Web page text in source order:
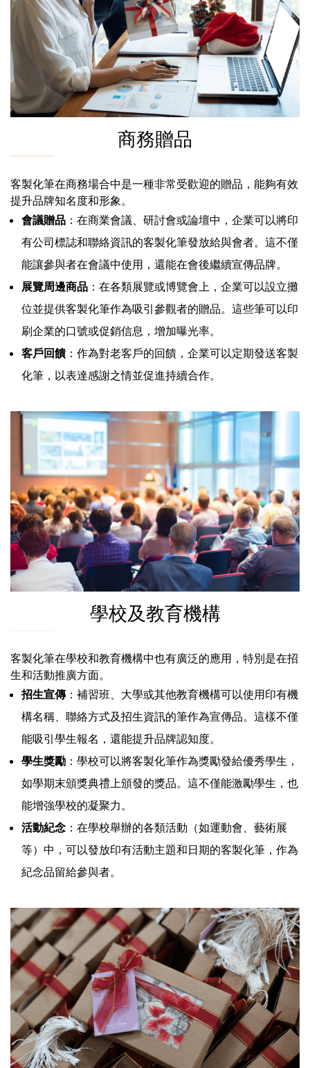
商務贈品
客製化筆在商務場合中是一種非常受歡迎的贈品，能夠有效
提升品牌知名度和形象。
會議贈品 ：在商業會議、研討會或論壇中，企業可以將印
有公司標誌和聯絡資訊的客製化筆發放給與會者。這不僅
能讓參與者在會議中使用，還能在會後繼續宣傳品牌。
展覽周邊商品 ：在各類展覽或博覽會上，企業可以設立攤
位並提供客製化筆作為吸引參觀者的贈品。這些筆可以印
刷企業的口號或促銷信息，增加曝光率。
客戶回饋：作為對老客戶的回饋，企業可以定期發送客製
化筆，以表達感謝之情並促進持續合作。
學校及教育機構
客製化筆在學校和教育機構中也有廣泛的應用，特別是在招
生和活動推廣方面。
招生宣傳：補習班、大學或其他教育機構可以使用印有機
構名稱、聯絡方式及招生資訊的筆作為宣傳品。這樣不僅
能吸引學生報名，還能提升品牌認知度。
學生獎勵 ：學校可以將客製化筆作為獎勵發給優秀學生，
如學期末頒獎典禮上頒發的獎品。這不僅能激勵學生，也
能增強學校的凝聚力。
活動紀念 ：在學校舉辦的各類活動（如運動會、藝術展
等）中，可以發放印有活動主題和日期的客製化筆，作為
紀念品留給參與者。